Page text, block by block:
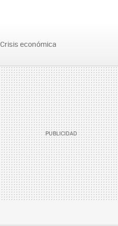
Crisis económica